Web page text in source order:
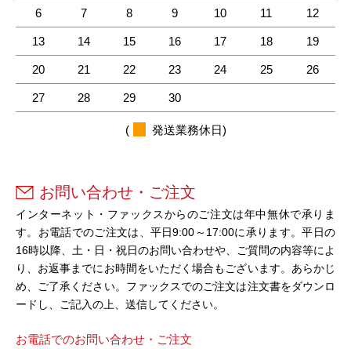
6 7 8 9 10 11 12
13 14 15 16 17 18 19
20 21 22 23 24 25 26
27 28 29 30
( 発送業務休日)
お問い合わせ・ご注文
インターネット・ファックスからのご注文は年中無休で承りま
す。お電話でのご注文は、平日9:00～17:00に承ります。平日の
16時以降、土・日・祝日のお問い合わせや、ご質問の内容等によ
り、お返事までにお時間をいただく場合もございます。あらかじ
め、ご了承ください。ファックスでのご注文は注文書をダウンロ
ードし、ご記入の上、送信してください。
お電話でのお問い合わせ・ご注文